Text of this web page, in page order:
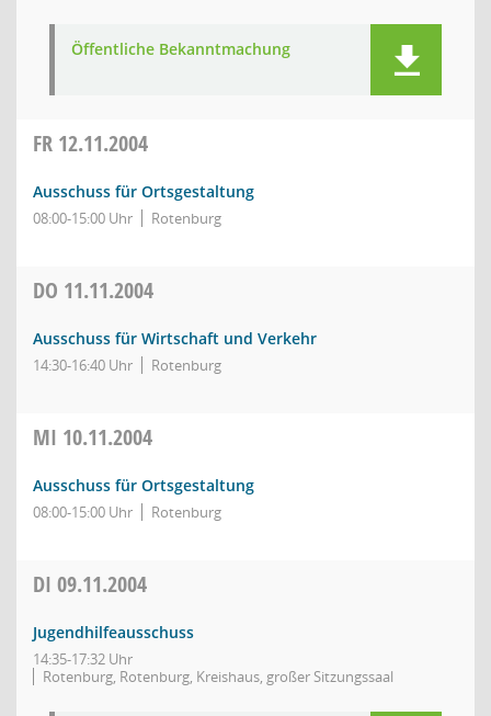
Öffentliche Bekanntmachung
FR 12.11.2004
Ausschuss für Ortsgestaltung
08:00-15:00 Uhr Rotenburg
DO 11.11.2004
Ausschuss für Wirtschaft und Verkehr
14:30-16:40 Uhr Rotenburg
MI 10.11.2004
Ausschuss für Ortsgestaltung
08:00-15:00 Uhr Rotenburg
DI 09.11.2004
Jugendhilfeausschuss
14:35-17:32 Uhr
Rotenburg, Rotenburg, Kreishaus, großer Sitzungssaal